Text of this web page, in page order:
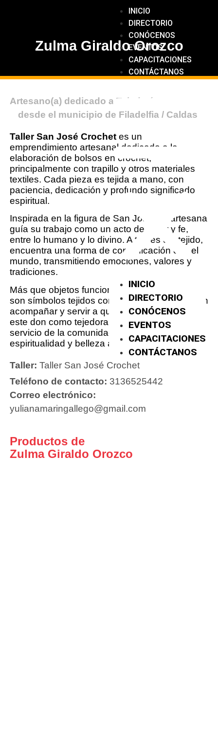
INICIO
DIRECTORIO
CONÓCENOS
EVENTOS
CAPACITACIONES
CONTÁCTANOS
INICIO
DIRECTORIO
CONÓCENOS
EVENTOS
CAPACITACIONES
CONTÁCTANOS
Zulma Giraldo Orozco
Artesano(a) dedicado a Tejeduría
desde el municipio de Filadelfia / Caldas
Taller San José Crochet es un
emprendimiento artesanal dedicado a la
elaboración de bolsos en crochet,
principalmente con trapillo y otros materiales
textiles. Cada pieza es tejida a mano, con
paciencia, dedicación y profundo significado
espiritual.
Inspirada en la figura de San José, su artesana
guía su trabajo como un acto de amor y fe,
entre lo humano y lo divino. A través del tejido,
encuentra una forma de comunicación con el
mundo, transmitiendo emociones, valores y
tradiciones.
Más que objetos funcionales, sus creaciones
son símbolos tejidos con intención, que buscan
acompañar y servir a quienes los reciben. Con
este don como tejedora, pone sus manos al
servicio de la comunidad, llevando arte,
espiritualidad y belleza a través de cada hilo.
Taller: Taller San José Crochet
Teléfono de contacto: 3136525442
Correo electrónico:
yulianamaringallego@gmail.com
Productos de
Zulma Giraldo Orozco